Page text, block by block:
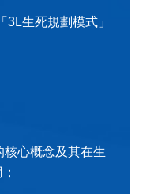
生死規劃模式」
心概念及其在生